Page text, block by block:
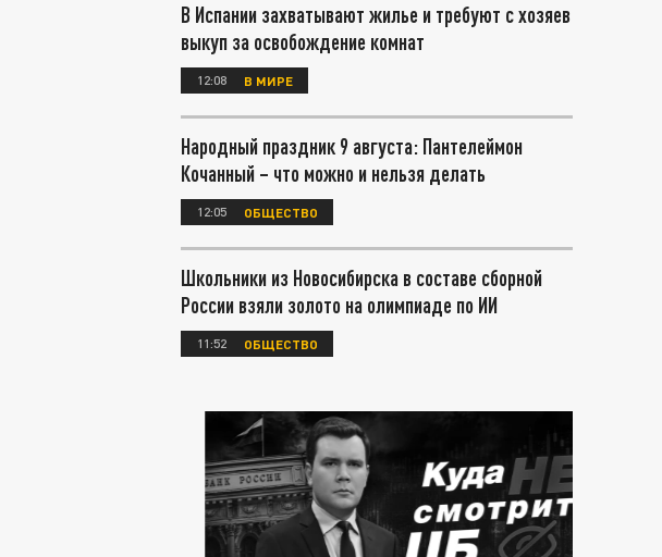
В Испании захватывают жилье и требуют с хозяев
выкуп за освобождение комнат
12:08 В МИРЕ
Народный праздник 9 августа: Пантелеймон
Кочанный – что можно и нельзя делать
12:05 ОБЩЕСТВО
Школьники из Новосибирска в составе сборной
России взяли золото на олимпиаде по ИИ
11:52 ОБЩЕСТВО